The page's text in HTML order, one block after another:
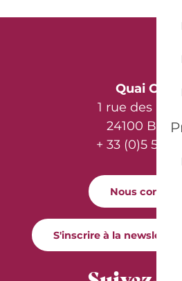
Quai
1 rue des
24100
+ 33 (0)5 53 57
Nous
S'inscrire à la newsletter